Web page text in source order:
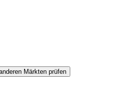
Märkten prüfen